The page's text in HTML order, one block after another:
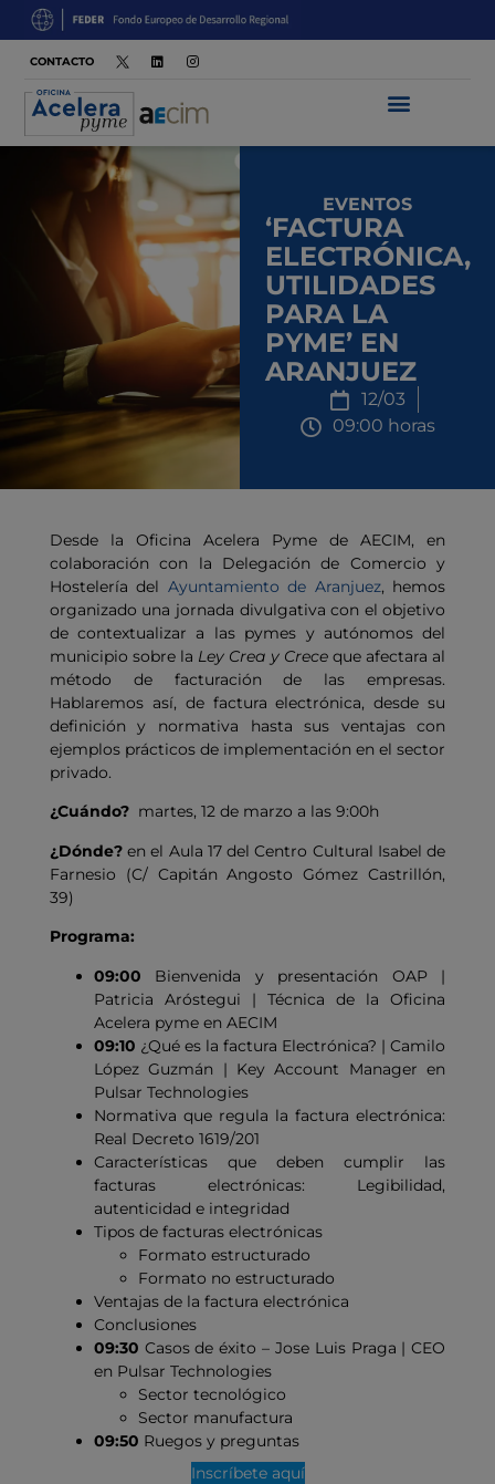
CONTACTO
EVENTOS
‘FACTURA
ELECTRÓNICA,
UTILIDADES
PARA LA
PYME’ EN
ARANJUEZ
12/03
09:00 horas
Desde la Oficina Acelera Pyme de AECIM, en
colaboración con la Delegación de Comercio y
Hostelería del Ayuntamiento de Aranjuez, hemos
organizado una jornada divulgativa con el objetivo
de contextualizar a las pymes y autónomos del
municipio sobre la Ley Crea y Crece que afectara al
método de facturación de las empresas.
Hablaremos así, de factura electrónica, desde su
definición y normativa hasta sus ventajas con
ejemplos prácticos de implementación en el sector
privado.
¿Cuándo?martes, 12 de marzo a las 9:00h
¿Dónde?en el Aula 17 del Centro Cultural Isabel de
Farnesio (C/ Capitán Angosto Gómez Castrillón,
39)
Programa:
09:00 Bienvenida y presentación OAP |
Patricia Aróstegui | Técnica de la Oficina
Acelera pyme en AECIM
09:10 ¿Qué es la factura Electrónica? | Camilo
López Guzmán | Key Account Manager en
Pulsar Technologies
Normativa que regula la factura electrónica:
Real Decreto 1619/201
Características que deben cumplir las
facturas electrónicas: Legibilidad,
autenticidad e integridad
Tipos de facturas electrónicas
Formato estructurado
Formato no estructurado
Ventajas de la factura electrónica
Conclusiones
09:30 Casos de éxito – Jose Luis Praga | CEO
en Pulsar Technologies
Sector tecnológico
Sector manufactura
09:50 Ruegos y preguntas
Inscríbete aquí